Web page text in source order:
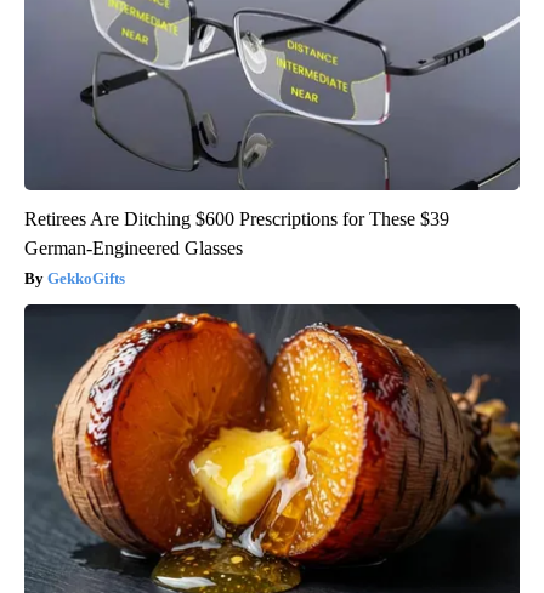
Retirees Are Ditching $600 Prescriptions for These $39
German-Engineered Glasses
GekkoGifts